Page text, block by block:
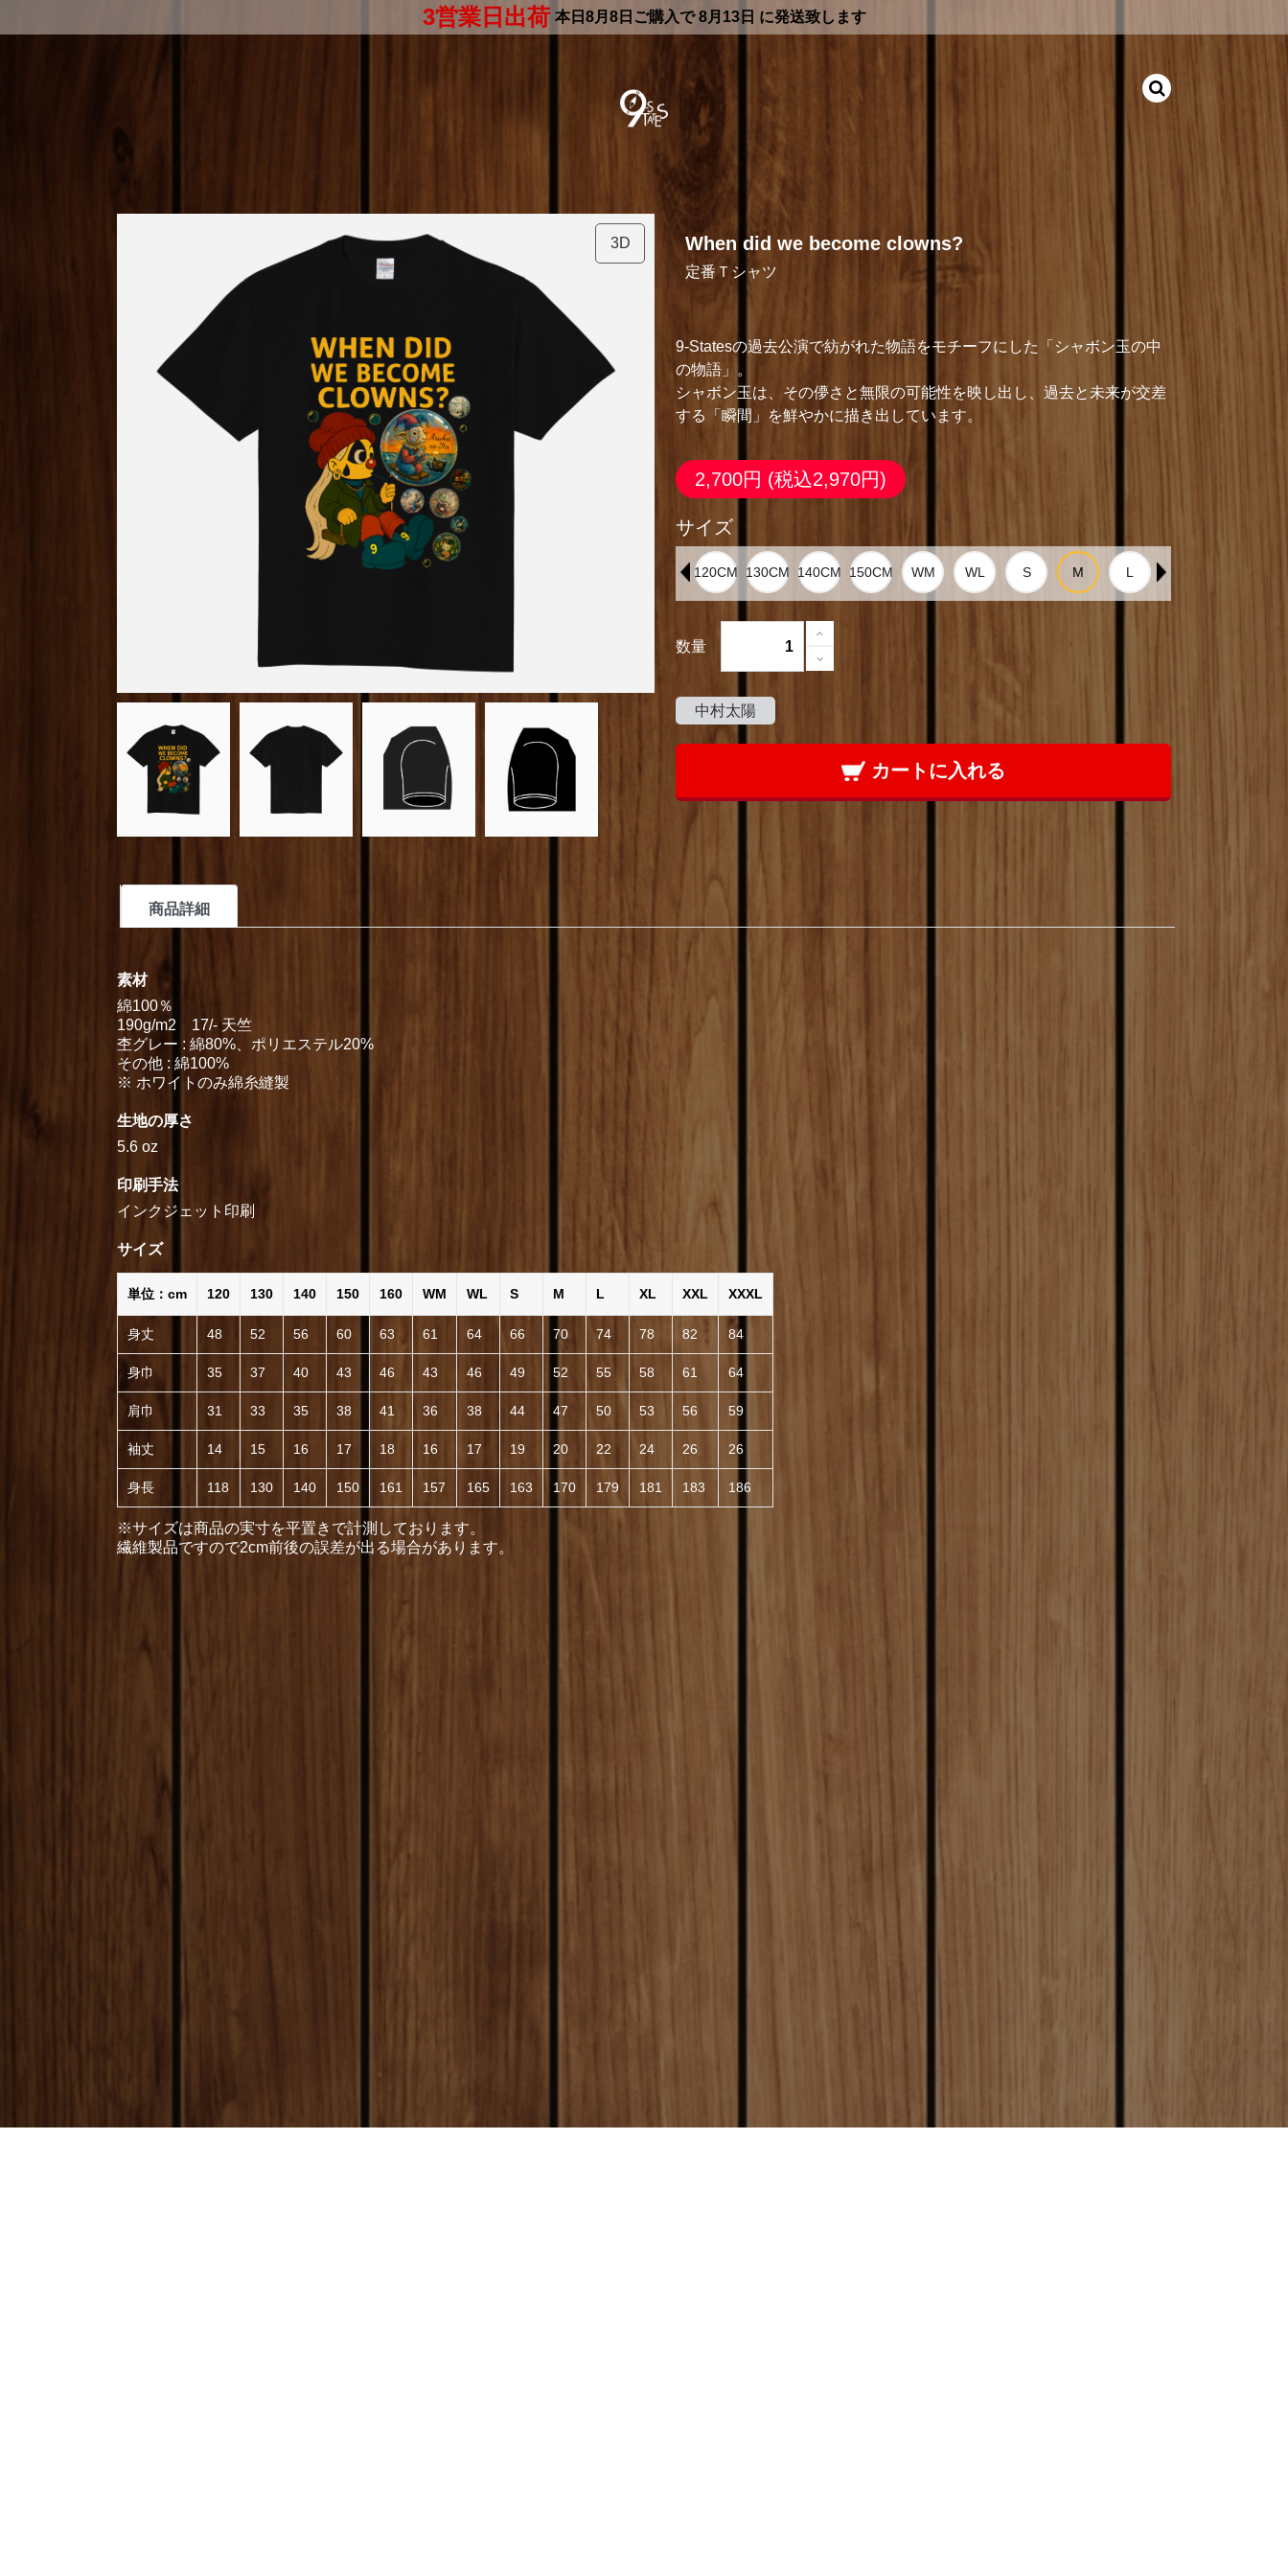
3営業日出荷 本日 8月8日 ご購入で8月13日 に発送致します
3D When did we become clowns?
定番Ｔシャツ
9-Statesの過去公演で紡がれた物語をモチーフにした「シャボン玉の中
の物語」。
シャボン玉は、その儚さと無限の可能性を映し出し、過去と未来が交差
する「瞬間」を鮮やかに描き出しています。
2,700円 (税込2,970円)
サイズ
数量
中村太陽
カートに入れる
商品詳細
素材
綿100％
190g/m2 17/- 天竺
杢グレー : 綿80%、ポリエステル20%
その他 : 綿100%
※ ホワイトのみ綿糸縫製
生地の厚さ
5.6 oz
印刷手法
インクジェット印刷
サイズ
単位：cm 120 130 140 150 160 WM WL S M L XL XXL XXXL
身丈 48 52 56 60 63 61 64 66 70 74 78 82 84
身巾 35 37 40 43 46 43 46 49 52 55 58 61 64
肩巾 31 33 35 38 41 36 38 44 47 50 53 56 59
袖丈 14 15 16 17 18 16 17 19 20 22 24 26 26
身長 118 130 140 150 161 157 165 163 170 179 181 183 186
※サイズは商品の実寸を平置きで計測しております。
繊維製品ですので2cm前後の誤差が出る場合があります。